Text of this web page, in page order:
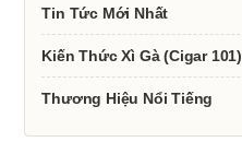
Tin Tức Mới Nhất
Kiến Thức Xì Gà (Cigar 101)
Thương Hiệu Nổi Tiếng